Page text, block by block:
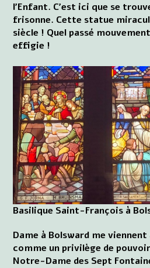
l'Enfant. C'est ici que se
frisonne. Cette statue
siècle ! Quel passé
effigie !
Basilique Saint-François à
Dame à Bolsward me
comme un privilège de
Notre-Dame des Sept